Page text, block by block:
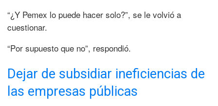
“¿Y Pemex lo puede hacer solo?”, se le volvió a
cuestionar.
“Por supuesto que no”, respondió.
Dejar de subsidiar ineficiencias de
las empresas públicas